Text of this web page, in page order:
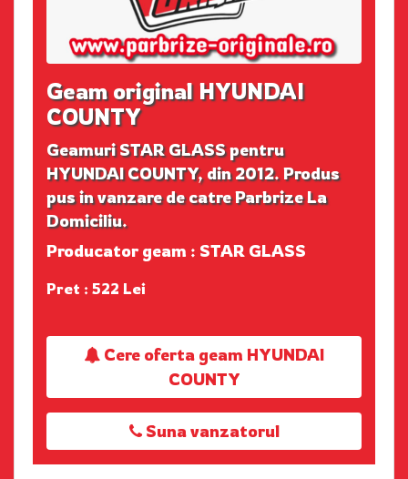
Geam original HYUNDAI
COUNTY
Geamuri STAR GLASS pentru
HYUNDAI COUNTY, din 2012. Produs
pus in vanzare de catre Parbrize La
Domiciliu.
Producator geam : STAR GLASS
Pret : 522 Lei
Cere oferta geam HYUNDAI
COUNTY
Suna vanzatorul